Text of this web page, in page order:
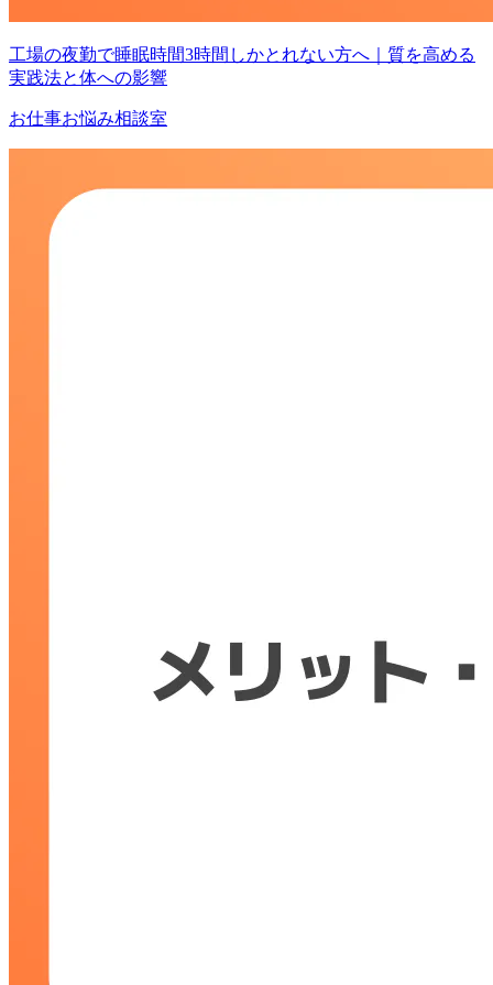
工場の夜勤で睡眠時間3時間しかとれない方へ｜質を高める
実践法と体への影響
お仕事お悩み相談室